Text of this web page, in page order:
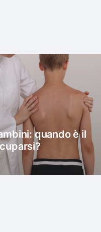
quando è il